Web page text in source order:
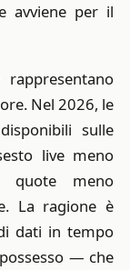
avviene per il
Nel 2026, le
sulle
live meno
quote meno
La ragione è
dati in tempo
— che